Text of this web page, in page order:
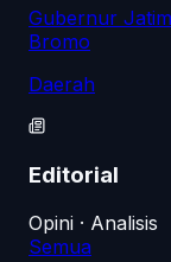
Gubernur
Bromo
Daerah
Editorial
Opini · Analisis
Semua